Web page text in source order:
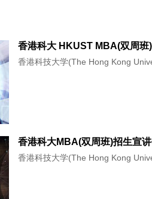
香港科技大学(The Hong Kong
香港科技大学(The Hong Kong